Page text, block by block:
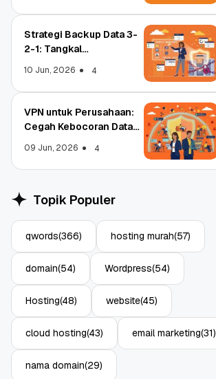
ICANN, Apa
3 11 Jun, 2026
Strategi Backup Data 3-
2-1: Tangkal
10 Jun, 2026 4
VPN untuk Perusahaan:
Cegah Kebocoran Data
09 Jun, 2026 4
Topik Populer
qwords(366) hosting murah(57)
domain(54) Wordpress(54)
Hosting(48) website(45)
cloud hosting(43) email marketing(31)
nama domain(29)